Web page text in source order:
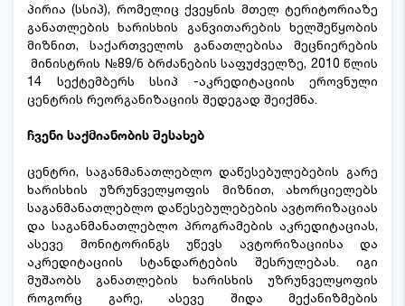
პირია (სსიპ), რომელიც ქვეყნის მთელ ტერიტორიაზე
განათლების ხარისხის განვითარების ხელშეწყობის
მიზნით, საქართველოს განათლებისა მეცნიერების
მინისტრის №89/ნ ბრძანების საფუძველზე, 2010 წლის
14 სექტემბერს სსიპ -აკრედიტაციის ეროვნული
ცენტრის რეორგანიზაციის შედეგად შეიქმნა.
ჩვენი საქმიანობის შესახებ
ცენტრი, საგანმანათლებლო დაწესებულებების გარე
ხარისხის უზრუნველყოფის მიზნით, ახორციელებს
საგანმანათლებლო დაწესებულებების ავტორიზაციას
და საგანმანათლებლო პროგრამების აკრედიტაციას,
ასევე მონიტორინგს უწევს ავტორიზაციისა და
აკრედიტაციის სტანდარტების შესრულებას. იგი
მუშაობს განათლების ხარისხის უზრუნველყოფის
როგორც გარე, ასევე შიდა მექანიზმების